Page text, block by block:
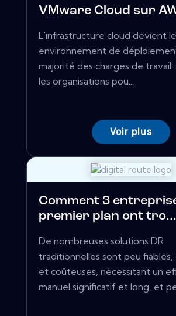
VMware Cloud sur
L'infrastructure cloud devient
environnement de
majorité des charges de travail.
les organisations pou...
Voir plus
Comment 3
premier plan ont tro...
De nombreuses solutions DR
traditionnelles sont peu
et coûteuses, nécessitant un
manuel significatif et long, et